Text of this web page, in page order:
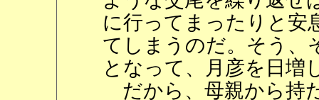
に行ってまったりと安
てしまうのだ。そう、
となって、月彦を日増
だから、母親から持